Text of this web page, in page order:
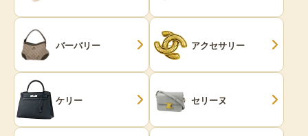
バーバリー アクセサリー
ケリー セリーヌ